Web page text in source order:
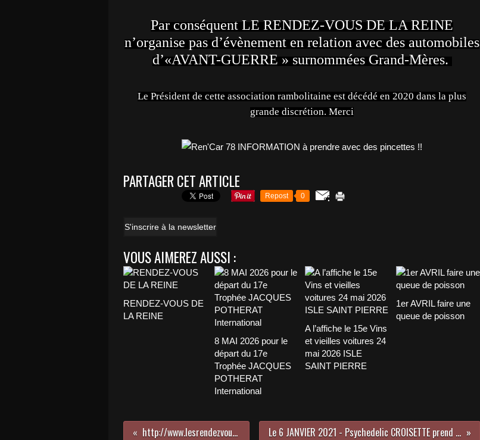
Par conséquent LE RENDEZ-VOUS DE LA REINE
n’organise pas d’évènement en relation avec des automobiles
d’«AVANT-GUERRE » surnommées Grand-Mères.
Le Président de cette association rambolitaine est décédé en 2020 dans la plus
grande discrétion. Merci
PARTAGER CET ARTICLE
Repost 0
S'inscrire à la newsletter
VOUS AIMEREZ AUSSI :
RENDEZ-VOUS DE
LA REINE
8 MAI 2026 pour le
départ du 17e
Trophée JACQUES
POTHERAT
International
A l’affiche le 15e Vins
et vieilles voitures 24
mai 2026 ISLE
SAINT PIERRE
1er AVRIL faire une
queue de poisson
http://www.lesrendezvousdelareine.com Avec la nouvelle année, 670 seront les BONS CHIFFRES Le 6 JANVIER 2021 - Psychedelic CROISETTE prend l’air frais de Villeneuve lez Avignon -Par monts et par vaux – A l’heure pour un rendez-vous important - Une rencontre très PRIVÉ